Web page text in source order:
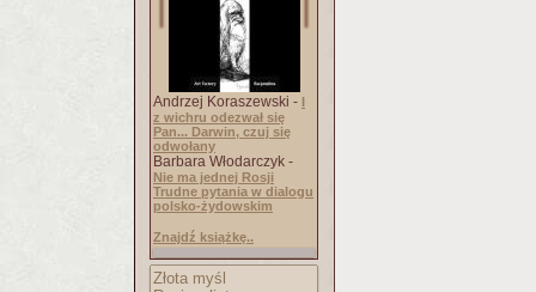
Andrzej Koraszewski - I
z wichru odezwał się
Pan... Darwin, czuj się
odwołany
Barbara Włodarczyk -
Nie ma jednej Rosji
Trudne pytania w dialogu
polsko-żydowskim
Znajdź książkę..
Złota myśl